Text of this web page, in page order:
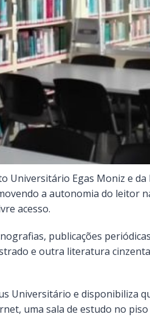
Universitário Egas Moniz e da
a autonomia do leitor
acesso.
publicações
e outra literatura
Universitário e disponibiliza
uma sala de estudo no